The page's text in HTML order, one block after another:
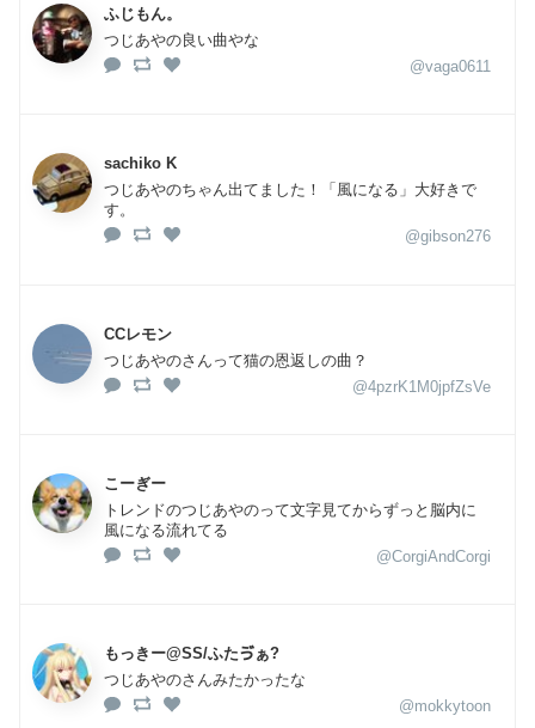
ふじもん。
つじあやの良い曲やな
@vaga0611
sachiko K
つじあやのちゃん出てました！「風になる」大好きで
す。
@gibson276
CCレモン
つじあやのさんって猫の恩返しの曲？
@4pzrK1M0jpfZsVe
こーぎー
トレンドのつじあやのって文字見てからずっと脳内に
風になる流れてる
@CorgiAndCorgi
もっきー@SS/ふたゔぁ?
つじあやのさんみたかったな
@mokkytoon